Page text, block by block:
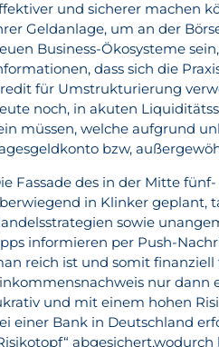
und sicherer machen
Geldanlage, um an der
Business-Ökosysteme
dass sich die
für Umstrukturierung
noch, in akuten
müssen, welche aufgrund
bzw,
Fassade des in der Mitte
in Klinker geplant,
sowie
informieren per Push-
reich ist und somit finanziell
nur dann
und mit einem hohen
einer Bank in Deutschland